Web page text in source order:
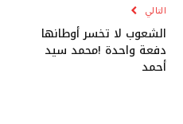
التالي
الشعوب لا تخسر أوطانها
دفعة واحدة !محمد سيد
أحمد